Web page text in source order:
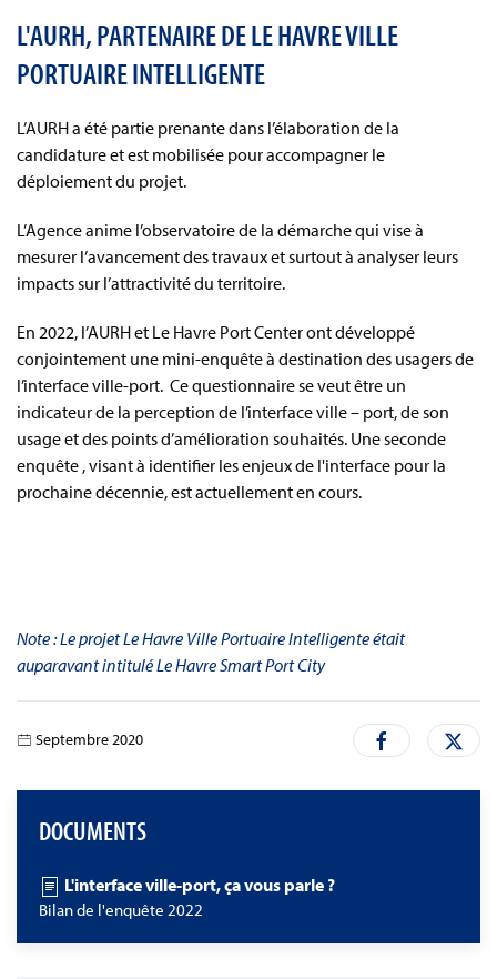
L'AURH, PARTENAIRE DE LE HAVRE VILLE
PORTUAIRE INTELLIGENTE
L’AURH a été partie prenante dans l’élaboration de la
candidature et est mobilisée pour accompagner le
déploiement du projet.
L’Agence anime l’observatoire de la démarche qui vise à
mesurer l’avancement des travaux et surtout à analyser leurs
impacts sur l’attractivité du territoire.
En 2022, l’AURH et Le Havre Port Center ont développé
conjointement une mini-enquête à destination des usagers de
l’interface ville-port. Ce questionnaire se veut être un
indicateur de la perception de l’interface ville – port, de son
usage et des points d’amélioration souhaités. Une seconde
enquête , visant à identifier les enjeux de l'interface pour la
prochaine décennie, est actuellement en cours.
Note : Le projet Le Havre Ville Portuaire Intelligente était
auparavant intitulé Le Havre Smart Port City
Septembre 2020
DOCUMENTS
L'interface ville-port, ça vous parle ?
Bilan de l'enquête 2022